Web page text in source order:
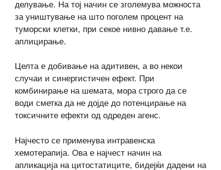
делување. На тој начин се зголемува можноста
за уништување на што поголем процент на
туморски клетки, при секое нивно давање т.е.
аплицирање.
Целта е добивање на адитивен, а во некои
случаи и синергистичен ефект. При
комбинирање на шемата, мора строго да се
води сметка да не дојде до потенцирање на
токсичните ефекти од одреден агенс.
Најчесто се применува интравенска
хемотерапија. Ова е најчест начин на
апликација на цитостатиците, бидејќи дадени на